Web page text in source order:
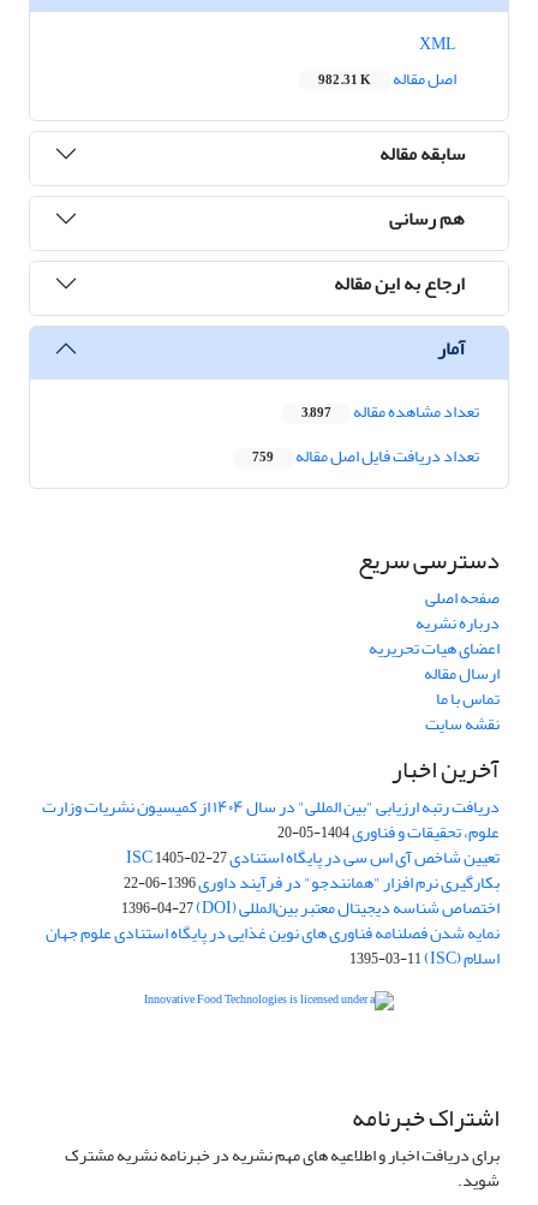
اصل مقاله
982.31 K
سابقه مقاله
هم رسانی
ارجاع به این مقاله
آمار
تعداد مشاهده مقاله 3,897
تعداد دریافت فایل اصل مقاله 759
دسترسی سریع
صفحه اصلی
درباره نشریه
اعضای هیات تحریریه
ارسال مقاله
تماس با ما
نقشه سایت
آخرین اخبار
دریافت رتبه ارزیابی "بین المللی" در سال ۱۴۰۴ از کمیسیون نشریات وزارت
علوم، تحقیقات و فناوری1404-05-20
تعیین شاخص آی اس سی در پایگاه استنادی ISC1405-02-27
بکارگیری نرم افزار "همانندجو" در فرآیند داوری1396-06-22
اختصاص شناسه دیجیتال معتبر بین‌المللی (DOI) 1396-04-27
نمایه شدن فصلنامه فناوری های نوین غذایی در پایگاه استنادی علوم جهان
اسلام (ISC) 1395-03-11
اشتراک خبرنامه
برای دریافت اخبار و اطلاعیه های مهم نشریه در خبرنامه نشریه مشترک
شوید.